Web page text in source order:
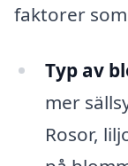
faktorer
Typ av
mer
Rosor,